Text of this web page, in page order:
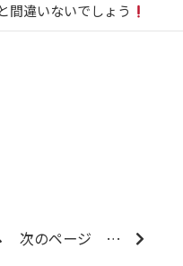
間違いないでしょう
次のページ …